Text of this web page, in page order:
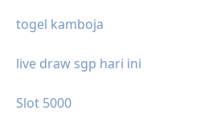
togel kamboja
live draw sgp hari ini
Slot 5000